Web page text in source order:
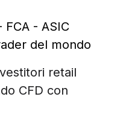
FCA - ASIC
del mondo
retail
CFD con